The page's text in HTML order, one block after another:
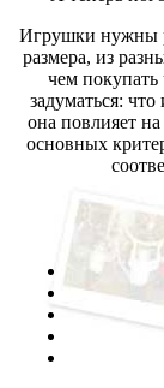
Игрушки нужны
размера, из
чем
задуматься:
она повлияет
основных